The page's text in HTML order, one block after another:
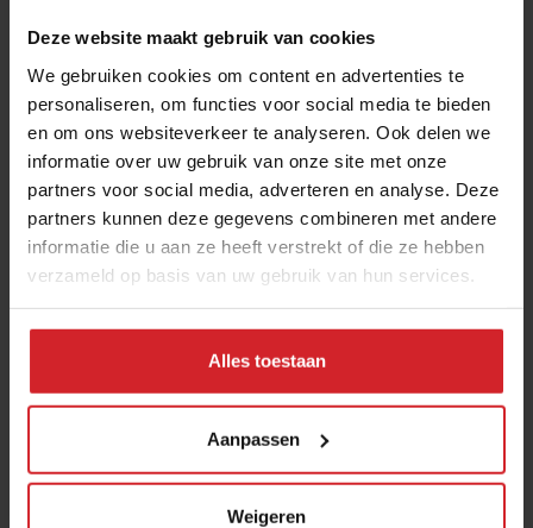
Deze website maakt gebruik van cookies
We gebruiken cookies om content en advertenties te
personaliseren, om functies voor social media te bieden
en om ons websiteverkeer te analyseren. Ook delen we
informatie over uw gebruik van onze site met onze
partners voor social media, adverteren en analyse. Deze
partners kunnen deze gegevens combineren met andere
informatie die u aan ze heeft verstrekt of die ze hebben
verzameld op basis van uw gebruik van hun services.
Alles toestaan
Aanpassen
Weigeren
Shell en Herman den Blijker slaan handen ineen
Dit en ander zakennieuws over de verkoop van Vrumona
3 oktober 2023 | 3 min
Foodretail Food